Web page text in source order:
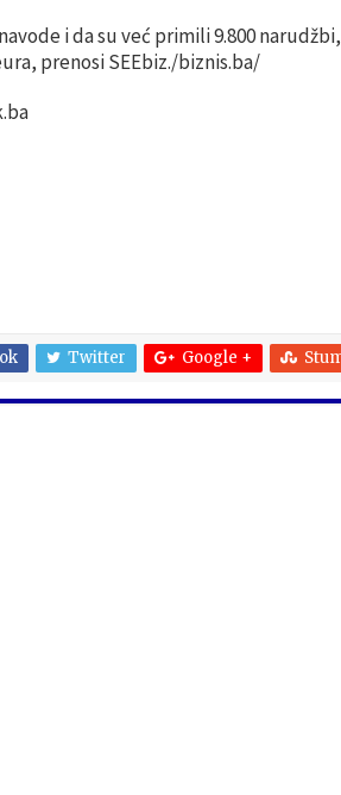
i da su već primili 9.800
prenosi SEEbiz./biznis.ba/
Twitter Google +